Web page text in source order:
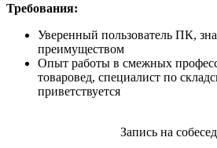
Требования:
Уверенный пользователь ПК,
преимуществом
Опыт работы в смежных
товаровед, специалист по
приветствуется
Запись на